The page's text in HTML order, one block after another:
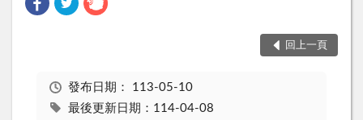
回上一頁
發布日期： 113-05-10
最後更新日期：114-04-08